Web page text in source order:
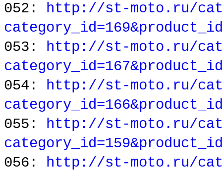
052: http://st-moto.ru/
053: http://st-moto.ru/
054: http://st-moto.ru/
055: http://st-moto.ru/
056: http://st-moto.ru/